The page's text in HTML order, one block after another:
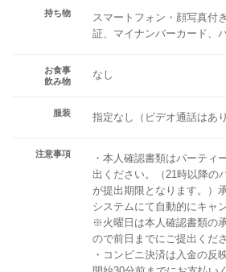
持ち物
スマートフォン・顔写真付
証、マイナンバーカード、
お食事
飲み物
なし
服装 指定なし（ビデオ通話はあ
注意事項
・本人確認書類はパーティ
出ください。（21時以降の
が提出期限となります。）
システムにて自動的にキャ
※火曜日は本人確認書類の
ので前日までにご提出くださ
・コンビニ決済は入金の反